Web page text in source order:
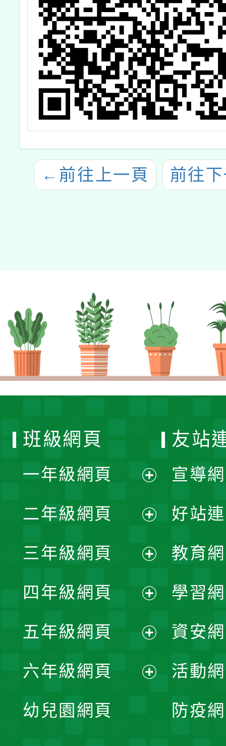
← 前往上一頁 前往
班級網頁
一年級網頁
開
選
單
二年級網頁
開
選
單
三年級網頁
開
選
單
四年級網頁
開
選
五年級網頁
開
六年級網頁
幼兒園網頁
友站
宣導
好站
教育
學習
資安
活動
防疫